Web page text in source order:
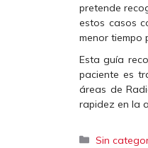
pretende
estos casos
menor tiempo
Esta guía
paciente es
áreas de
rapidez en la
Categorías
Sin